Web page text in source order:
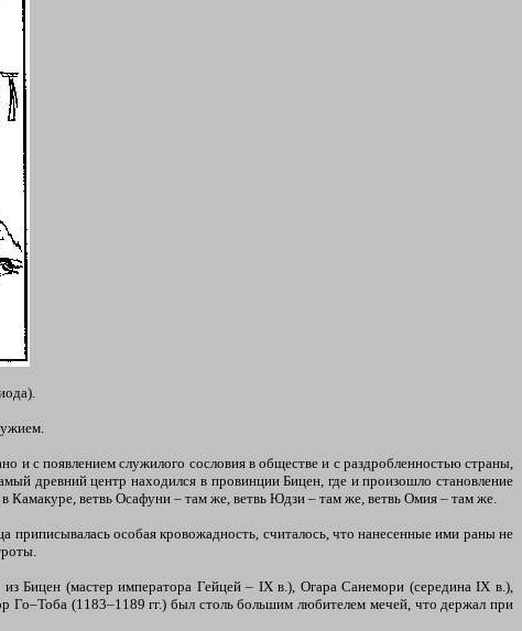
и с появлением служилого сословия в обществе и с раздробленностью страны,
древний центр находился в провинции Бицен, где и произошло становление
ветвь Осафуни – там же, ветвь Юдзи – там же, ветвь Омия – там же.
особая кровожадность, считалось, что нанесенные ими раны не
Бицен (мастер императора Гейцей – IХ в.), Огара Санемори (середина IX в.),
(1183–1189 гг.) был столь большим любителем мечей, что держал при